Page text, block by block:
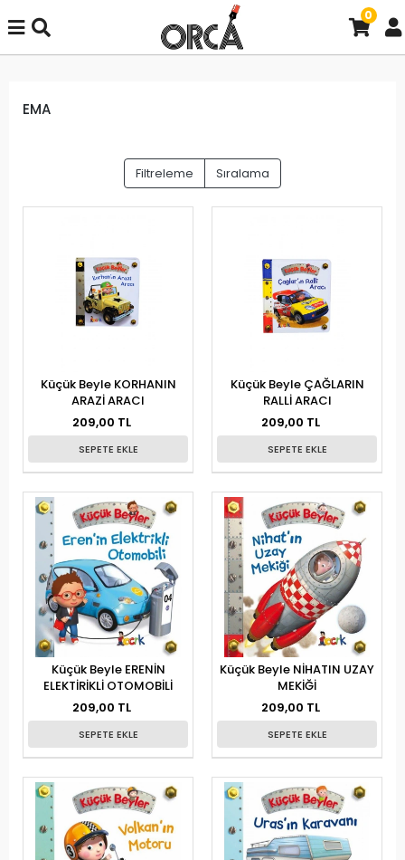
0
EMA
Filtreleme Sıralama
Küçük Beyle KORHANIN
ARAZİ ARACI
209,00 TL
SEPETE EKLE
Küçük Beyle ÇAĞLARIN
RALLİ ARACI
209,00 TL
SEPETE EKLE
Küçük Beyle ERENİN
ELEKTİRİKLİ OTOMOBİLİ
209,00 TL
SEPETE EKLE
Küçük Beyle NİHATIN UZAY
MEKİĞİ
209,00 TL
SEPETE EKLE